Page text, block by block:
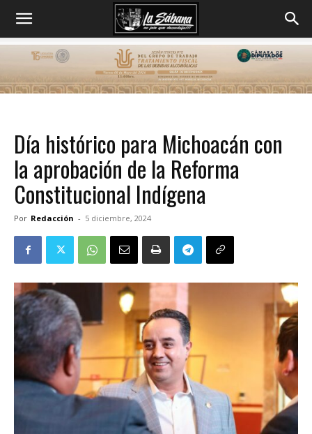
Día histórico para Michoacán con
la aprobación de la Reforma
Constitucional Indígena
Por Redacción - 5 diciembre, 2024